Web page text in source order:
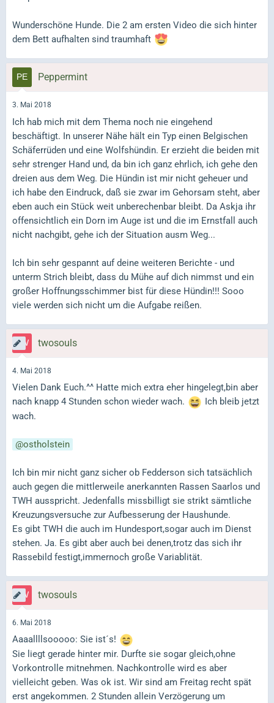
Wunderschöne Hunde. Die 2 am ersten Video die sich hinter
dem Bett aufhalten sind traumhaft
Peppermint
3. Mai 2018
Ich hab mich mit dem Thema noch nie eingehend
beschäftigt. In unserer Nähe hält ein Typ einen Belgischen
Schäferrüden und eine Wolfshündin. Er erzieht die beiden mit
sehr strenger Hand und, da bin ich ganz ehrlich, ich gehe den
dreien aus dem Weg. Die Hündin ist mir nicht geheuer und
ich habe den Eindruck, daß sie zwar im Gehorsam steht, aber
eben auch ein Stück weit unberechenbar bleibt. Da Askja ihr
offensichtlich ein Dorn im Auge ist und die im Ernstfall auch
nicht nachgibt, gehe ich der Situation ausm Weg...
Ich bin sehr gespannt auf deine weiteren Berichte - und
unterm Strich bleibt, dass du Mühe auf dich nimmst und ein
großer Hoffnungsschimmer bist für diese Hündin!!! Sooo
viele werden sich nicht um die Aufgabe reißen.
twosouls
4. Mai 2018
Vielen Dank Euch.^^ Hatte mich extra eher hingelegt,bin aber
nach knapp 4 Stunden schon wieder wach.
Ich bleib jetzt
wach.
ostholstein
Ich bin mir nicht ganz sicher ob Fedderson sich tatsächlich
auch gegen die mittlerweile anerkannten Rassen Saarlos und
TWH ausspricht. Jedenfalls missbilligt sie strikt sämtliche
Kreuzungsversuche zur Aufbesserung der Haushunde.
Es gibt TWH die auch im Hundesport,sogar auch im Dienst
stehen. Ja. Es gibt aber auch bei denen,trotz das sich ihr
Rassebild festigt,immernoch große Variablität.
twosouls
6. Mai 2018
Aaaallllsooooo: Sie ist´s!
Sie liegt gerade hinter mir. Durfte sie sogar gleich,ohne
Vorkontrolle mitnehmen. Nachkontrolle wird es aber
vielleicht geben. Was ok ist. Wir sind am Freitag recht spät
erst angekommen. 2 Stunden allein Verzögerung um